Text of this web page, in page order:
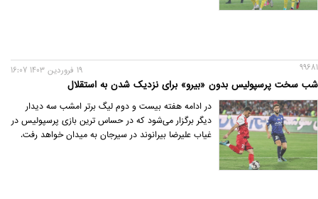
99681
شب سخت پرسپولیس بدون «بیرو» برای نزدیک شدن به استقلال
19 فروردين 1403 16:07
در ادامه هفته بیست و دوم لیگ برتر امشب سه دیدار
دیگر برگزار می‌شود که در حساس ترین بازی پرسپولیس در
غیاب علیرضا بیرانوند در سیرجان به میدان خواهد رفت.